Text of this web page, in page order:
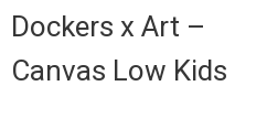
Dockers x Art –
Canvas Low Kids